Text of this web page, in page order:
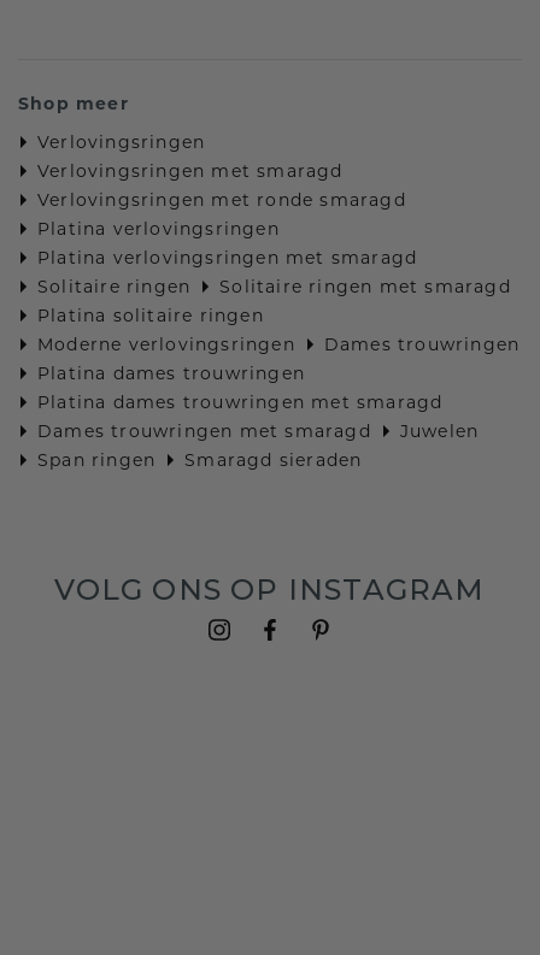
Shop meer
Verlovingsringen
Verlovingsringen met smaragd
Verlovingsringen met ronde smaragd
Platina verlovingsringen
Platina verlovingsringen met smaragd
Solitaire ringen
Solitaire ringen met smaragd
Platina solitaire ringen
Moderne verlovingsringen
Dames trouwringen
Platina dames trouwringen
Platina dames trouwringen met smaragd
Dames trouwringen met smaragd
Juwelen
Span ringen
Smaragd sieraden
VOLG ONS OP INSTAGRAM